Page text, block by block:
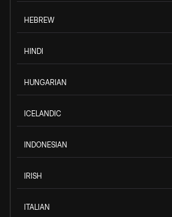
HEBREW
HINDI
HUNGARIAN
ICELANDIC
INDONESIAN
IRISH
ITALIAN